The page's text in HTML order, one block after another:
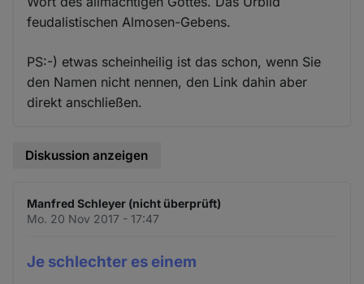
feudalistischen Almosen-Gebens.
PS:-) etwas scheinheilig ist das schon, wenn Sie
den Namen nicht nennen, den Link dahin aber
direkt anschließen.
Diskussion anzeigen
Manfred Schleyer (nicht überprüft)
Mo. 20 Nov 2017 - 17:47
Je schlechter es einem